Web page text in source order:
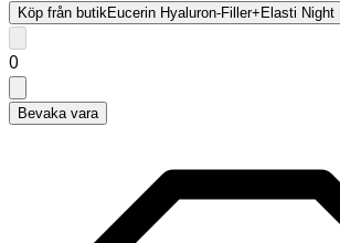
Köp från butikEucerin Hyaluron-Filler+Elasti Night
0
Bevaka vara